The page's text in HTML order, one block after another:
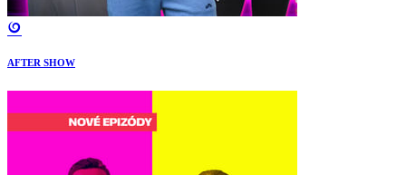
AFTER SHOW